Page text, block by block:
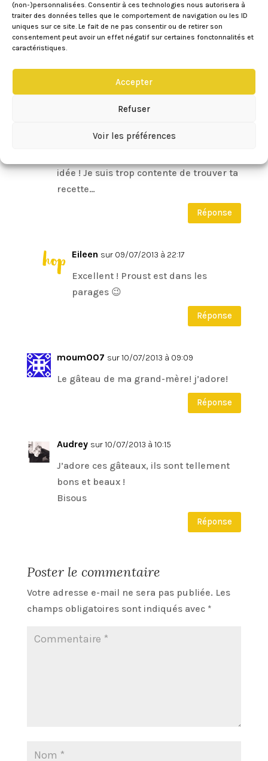
(non-)personnalisées. Consentir à ces technologies nous autorisera à
traiter des données telles que le comportement de navigation ou les ID
uniques sur ce site. Le fait de ne pas consentir ou de retirer son
consentement peut avoir un effet négatif sur certaines fonctonnalités et
caractéristiques.
Accepter
Refuser
Voir les préférences
LadyMilonguera sur 09/07/2013 à 11:39
Je t’en prendrais bien une part…
sur 09/07/2013 à 22:01
ressemble a celui la et j’y pensais l’autre
idée ! Je suis trop contente de trouver ta
recette…
Réponse
Eileen sur 09/07/2013 à 22:17
Excellent ! Proust est dans les
parages 😉
Réponse
moum007 sur 10/07/2013 à 09:09
Le gâteau de ma grand-mère! j’adore!
Réponse
Audrey sur 10/07/2013 à 10:15
J’adore ces gâteaux, ils sont tellement
bons et beaux !
Bisous
Réponse
Poster le commentaire
Votre adresse e-mail ne sera pas publiée. Les
champs obligatoires sont indiqués avec *